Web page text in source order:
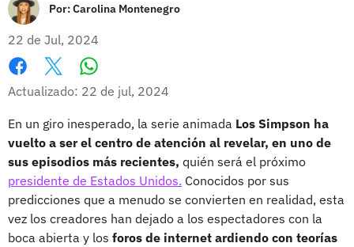
Por:Carolina Montenegro
22 de Jul, 2024
Facebook
X
Actualizado: 22 de jul, 2024
En un giro inesperado, la serie animada Los Simpson ha
vuelto a ser el centro de atención al revelar, en uno de
sus episodios más recientes, quién será el próximo
presidente de Estados Unidos. Conocidos por sus
predicciones que a menudo se convierten en realidad, esta
vez los creadores han dejado a los espectadores con la
boca abierta y los foros de internet ardiendo con teorías